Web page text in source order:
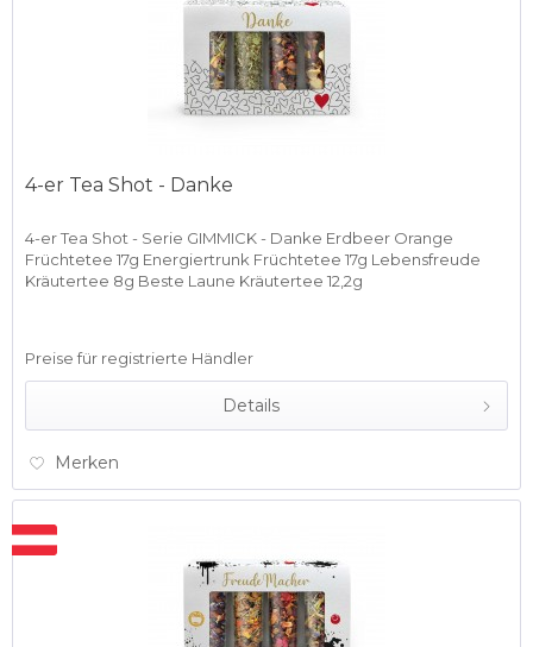
4-er Tea Shot - Danke
4-er Tea Shot - Serie GIMMICK - Danke Erdbeer Orange
Früchtetee 17g Energiertrunk Früchtetee 17g Lebensfreude
Kräutertee 8g Beste Laune Kräutertee 12,2g
Preise für registrierte Händler
Details
Merken